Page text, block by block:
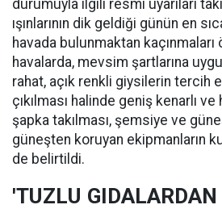
durumuyla ilgili resmi uyarıları
ışınlarının dik geldiği günün en
havada bulunmaktan kaçınmaları
havalarda, mevsim şartlarına
rahat, açık renkli giysilerin tercih
çıkılması halinde geniş kenarlı
şapka takılması, şemsiye ve
güneşten koruyan ekipmanların
de belirtildi.
'TUZLU GIDALARDAN